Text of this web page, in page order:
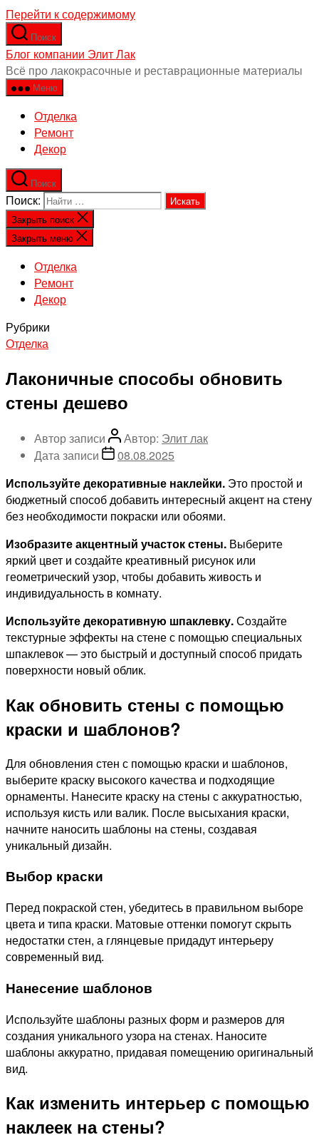
Перейти к содержимому
Поиск
Блог компании Элит Лак
Всё про лакокрасочные и реставрационные материалы
Меню
Отделка
Ремонт
Декор
Поиск
Поиск:
Закрыть поиск
Закрыть меню
Отделка
Ремонт
Декор
Рубрики
Отделка
Лаконичные способы обновить
стены дешево
Автор записи Автор: Элит лак
Дата записи
08.08.2025
Используйте декоративные наклейки. Это простой и
бюджетный способ добавить интересный акцент на стену
без необходимости покраски или обоями.
Изобразите акцентный участок стены. Выберите
яркий цвет и создайте креативный рисунок или
геометрический узор, чтобы добавить живость и
индивидуальность в комнату.
Используйте декоративную шпаклевку.Создайте
текстурные эффекты на стене с помощью специальных
шпаклевок — это быстрый и доступный способ придать
поверхности новый облик.
Как обновить стены с помощью
краски и шаблонов?
Для обновления стен с помощью краски и шаблонов,
выберите краску высокого качества и подходящие
орнаменты. Нанесите краску на стены с аккуратностью,
используя кисть или валик. После высыхания краски,
начните наносить шаблоны на стены, создавая
уникальный дизайн.
Выбор краски
Перед покраской стен, убедитесь в правильном выборе
цвета и типа краски. Матовые оттенки помогут скрыть
недостатки стен, а глянцевые придадут интерьеру
современный вид.
Нанесение шаблонов
Используйте шаблоны разных форм и размеров для
создания уникального узора на стенах. Наносите
шаблоны аккуратно, придавая помещению оригинальный
вид.
Как изменить интерьер с помощью
наклеек на стены?